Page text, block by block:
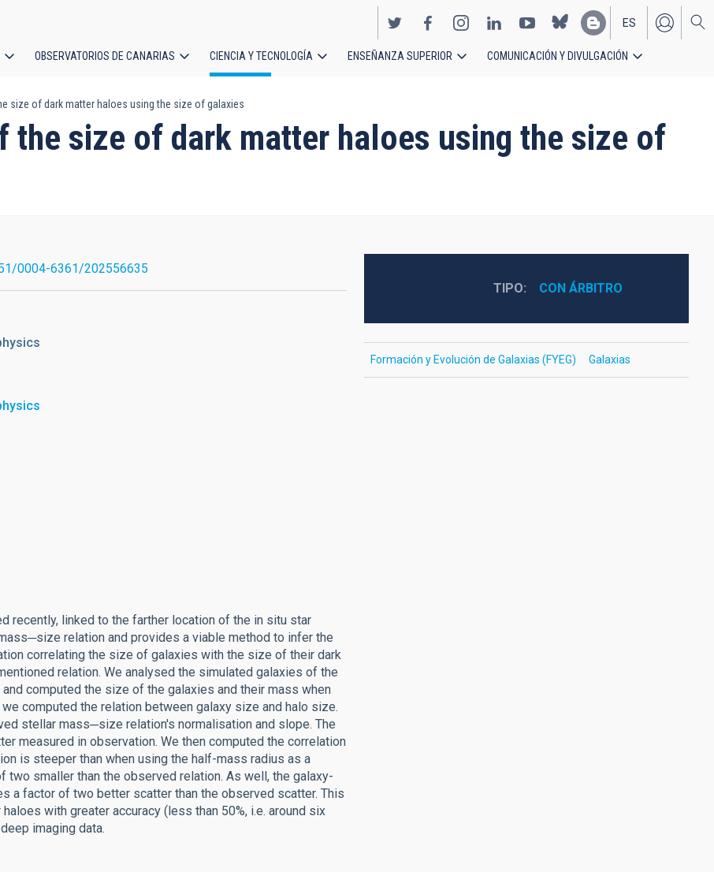
EN
ES
OBSERVATORIOS DE CANARIAS CIENCIA Y TECNOLOGÍA ENSEÑANZA SUPERIOR COMUNICACIÓN Y DIVULGACIÓN
size of dark matter haloes using the size of galaxies
the size of dark matter haloes using the size of
0004-6361/202556635
recently, linked to the farther location of the in situ star
relation and provides a viable method to infer the
correlating the size of galaxies with the size of their dark
relation. We analysed the simulated galaxies of the
computed the size of the galaxies and their mass when
computed the relation between galaxy size and halo size.
stellar mass─size relation's normalisation and slope. The
measured in observation. We then computed the correlation
is steeper than when using the half-mass radius as a
smaller than the observed relation. As well, the galaxy-
a factor of two better scatter than the observed scatter. This
with greater accuracy (less than 50%, i.e. around six
imaging data.
TIPO CON ÁRBITRO
Formación y Evolución de Galaxias (FYEG) Galaxias